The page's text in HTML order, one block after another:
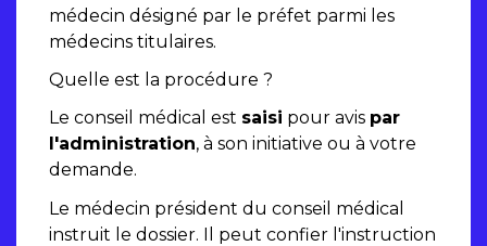
médecin désigné par le préfet parmi les
médecins titulaires.
Quelle est la procédure ?
Le conseil médical est saisi pour avis par
l'administration, à son initiative ou à votre
demande.
Le médecin président du conseil médical
instruit le dossier. Il peut confier l'instruction